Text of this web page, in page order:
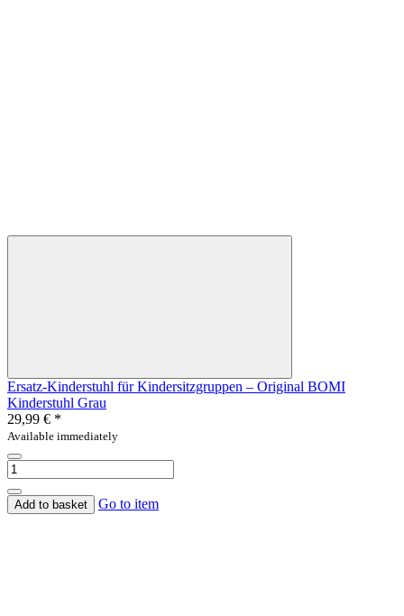
Ersatz-Kinderstuhl für Kindersitzgruppen – Original BOMI
Kinderstuhl Grau
29,99 € *
Available immediately
Add to basket Go to item